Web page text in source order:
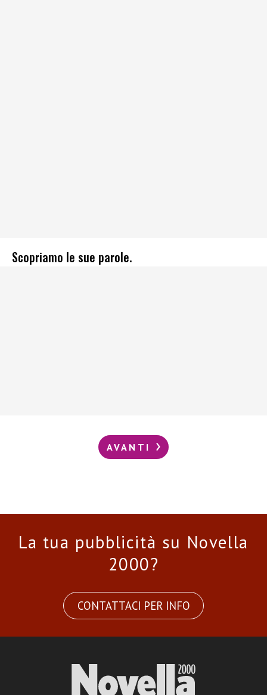
Scopriamo le sue parole.
AVANTI
La tua pubblicità su Novella
2000?
CONTATTACI PER INFO